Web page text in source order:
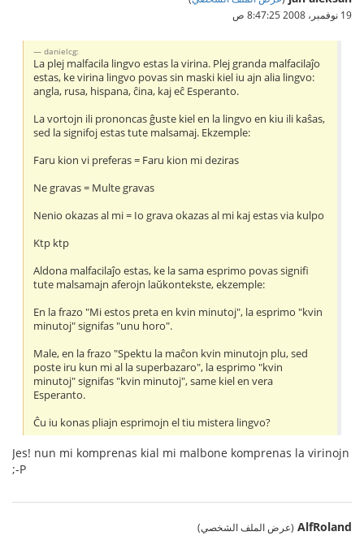
19 نوفمبر، 2008 8:47:25 ص
danielcg:
La plej malfacila lingvo estas la virina. Plej granda malfacilaĵo
estas, ke virina lingvo povas sin maski kiel iu ajn alia lingvo:
angla, rusa, hispana, ĉina, kaj eĉ Esperanto.
La vortojn ili prononcas ĝuste kiel en la lingvo en kiu ili kaŝas,
sed la signifoj estas tute malsamaj. Ekzemple:
Faru kion vi preferas = Faru kion mi deziras
Ne gravas = Multe gravas
Nenio okazas al mi = Io grava okazas al mi kaj estas via kulpo
Ktp ktp
Aldona malfacilaĵo estas, ke la sama esprimo povas signifi
tute malsamajn aferojn laŭkontekste, ekzemple:
En la frazo "Mi estos preta en kvin minutoj", la esprimo "kvin
minutoj" signifas "unu horo".
Male, en la frazo "Spektu la maĉon kvin minutojn plu, sed
poste iru kun mi al la superbazaro", la esprimo "kvin
minutoj" signifas "kvin minutoj", same kiel en vera
Esperanto.
Ĉu iu konas pliajn esprimojn el tiu mistera lingvo?
Jes! nun mi komprenas kial mi malbone komprenas la virinojn
;-P
AlfRoland (عرض الملف الشخصي)